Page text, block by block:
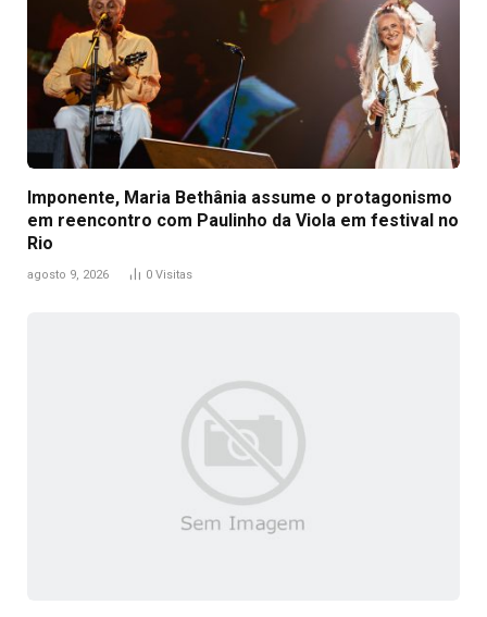
Imponente, Maria Bethânia assume o protagonismo
em reencontro com Paulinho da Viola em festival no
Rio
agosto 9, 2026 0 Visitas